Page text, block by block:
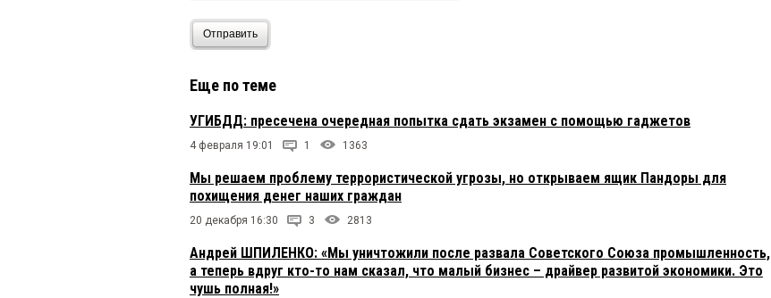
Отправить
Еще по теме
УГИБДД: пресечена очередная попытка сдать экзамен с помощью гаджетов
4 февраля 19:01 1 1363
Мы решаем проблему террористической угрозы, но открываем ящик Пандоры для
похищения денег наших граждан
20 декабря 16:30 3 2813
Андрей ШПИЛЕНКО: «Мы уничтожили после развала Советского Союза промышленность,
а теперь вдруг кто-то нам сказал, что малый бизнес – драйвер развитой экономики. Это
чушь полная!»